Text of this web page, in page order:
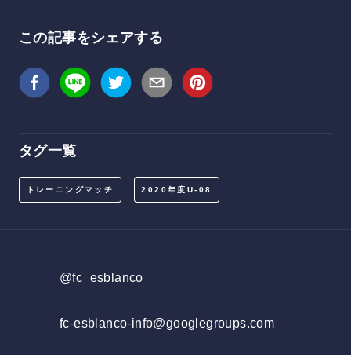
この記事をシェアする
タグ一覧
トレーニングマッチ 2020年度U-08
@fc_esblanco
fc-esblanco-info@googlegroups.com